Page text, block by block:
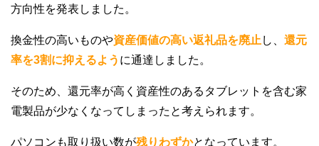
方向性を発表しました。
換金性の高いものや資産価値の高い返礼品を廃止 し、 還元
率を3割に抑えるよう に通達しました。
そのため、還元率が高く資産性のあるタブレットを含む家
電製品が少なくなってしまったと考えられます。
パソコンも取り扱い数が残りわずかとなっています。